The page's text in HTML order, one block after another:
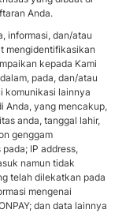
Anda.
informasi, dan/atau
mengidentifikasikan
kepada Kami
pada, dan/atau
komunikasi lainnya
Anda, yang mencakup,
anda, tanggal lahir,
genggam
IP address,
namun tidak
telah dilekatkan pada
mengenai
dan data lainnya